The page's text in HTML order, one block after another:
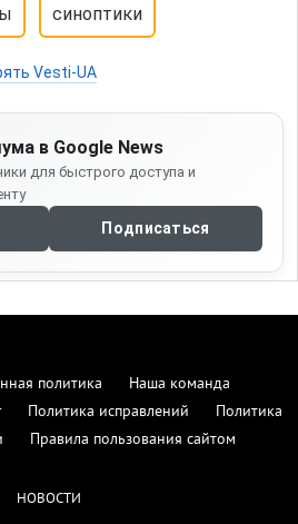
синоптики
Vesti-UA
в Google News
для быстрого доступа и
Подписаться
политика
Наша команда
Политика исправлений
Политика
Правила пользования сайтом
НОВОСТИ